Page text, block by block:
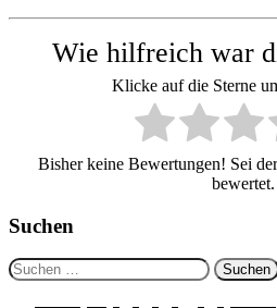
Wie hilfreich war
Klicke auf die Sterne
Bisher keine Bewertungen! Sei
bewertet.
Suchen
Suchen
nach: